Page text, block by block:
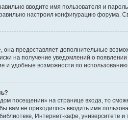
вводите имя пользователя и
настроил конфигурацию форума.
предоставляет дополнительные
на получение уведомлений о
и удобные возможности по
посещении» на странице входа, то
вам не приходилось вводить имя
Интернет-кафе, университете и